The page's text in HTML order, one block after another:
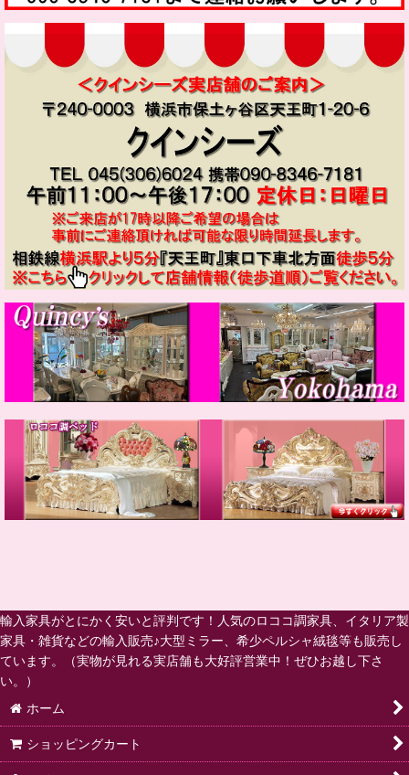
輸入家具がとにかく安いと評判です！人気のロココ調家具、イタリア製
家具・雑貨などの輸入販売♪大型ミラー、希少ペルシャ絨毯等も販売し
ています。（実物が見れる実店舗も大好評営業中！ぜひお越し下さ
い。）
ホーム
ショッピングカート